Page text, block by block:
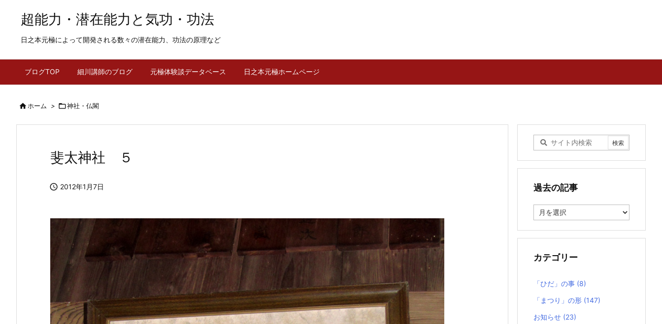
超能力・潜在能力と気功・功法
日之本元極によって開発される数々の潜在能力、功法の原理など
ブログTOP 細川講師のブログ 元極体験談データベース 日之本元極ホームページ
ホーム > 神社・仏閣
斐太神社 ５
 2012年1月7日 過去の記事
去
記
カテゴリー
「ひだ」の事 (8)
「まつり」の形 (147)
お知らせ (23)